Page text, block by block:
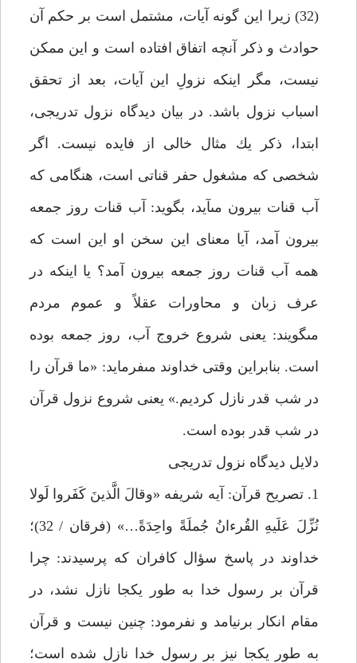
(32) زيرا اين گونه آيات، مشتمل است بر حكم آن
حوادث و ذكر آنچه اتفاق افتاده است و اين ممكن
نيست، مگر اينكه نزولِ اين آيات، بعد از تحقق
اسباب نزول باشد. در بيان ديدگاه نزول تدريجى،
ابتدا، ذكر يك مثال خالى از فايده نيست. اگر
شخصى كه مشغول حفر قناتى است، هنگامى كه
آب قنات بيرون مى‏آيد، بگويد: آب قنات روز جمعه
بيرون آمد، آيا معناى اين سخن او اين است كه
همه آب قنات روز جمعه بيرون آمد؟ يا اينكه در
عرف زبان و محاورات عقلاً و عموم مردم
مى‏گويند: يعنى شروع خروج آب، روز جمعه بوده
است. بنابراين وقتى خداوند مى‏فرمايد: «ما قرآن را
در شب قدر نازل كرديم.» يعنى شروع نزول قرآن
در شب قدر بوده است.
دلايل ديدگاه نزول تدريجى
1. تصريح قرآن: آيه شريفه «وقالَ الَّذينَ كَفَروا لَولا
نُزِّلَ عَلَيهِ القُرءانُ جُملَةً واحِدَةً…» (فرقان / 32)؛
خداوند در پاسخ سؤال كافران كه پرسيدند: چرا
قرآن بر رسول خدا به طور يكجا نازل نشد، در
مقام انكار برنيامد و نفرمود: چنين نيست و قرآن
به طور يكجا نيز بر رسول خدا نازل شده است؛